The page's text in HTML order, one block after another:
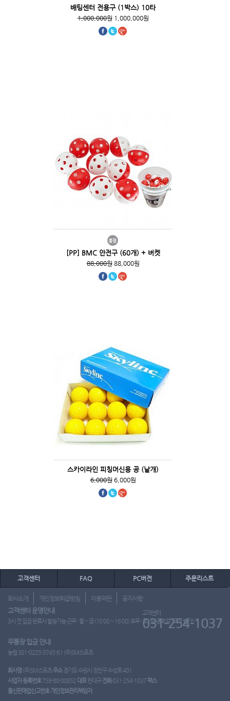
배팅센터 전용구 (1박스) 10타
1,000,000원1,000,000원
[PP] BMC 안전구 (60개) + 버켓
88,000원88,000원
스카이라인 피칭머신용 공 (낱개)
6,000원6,000원
고객센터 FAQ PC버전 주문리스트
회사소개 개인정보취급방침 이용약관 공지사항
고객센터 운영안내
3시 전 입금 완료시 발송가능 근무 : 월 ~ 금 (10:00 ~ 16:00) 휴무 : 토, 일, 공휴일 (도매 불가)
고객센터
031-254-1037
무통장 입금 안내
농협 301-0225-3745-61 (주)SM스포츠
회사명 (주)SM스포츠주소경기도 수원시 장안구 수성로 401
사업자 등록번호759-88-00852 대표한대규 전화031-254-1037팩스
통신판매업신고번호 개인정보관리책임자